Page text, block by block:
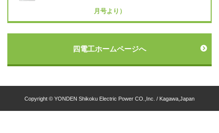
月号より）
四電工ホームページへ
Copyright © YONDEN Shikoku Electric Power CO.,Inc. / Kagawa,Japan